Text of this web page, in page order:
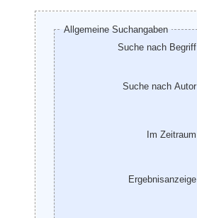
Allgemeine Suchangaben
Suche nach Begriff
Suche nach Autor
Im Zeitraum
Ergebnisanzeige